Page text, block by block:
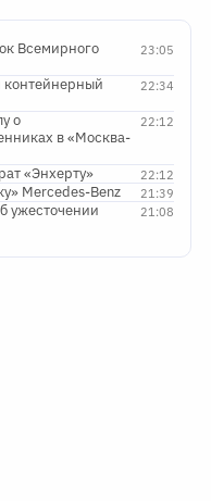
23:05
Всемирного
22:34
контейнерный
22:12
о
в «Москва-
22:12
«Энхерту»
21:39
Mercedes-Benz
21:08
ужесточении